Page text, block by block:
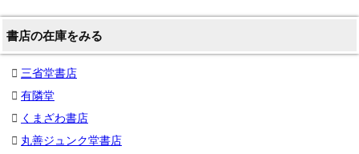
書店の在庫をみる
三省堂書店
有隣堂
くまざわ書店
丸善ジュンク堂書店